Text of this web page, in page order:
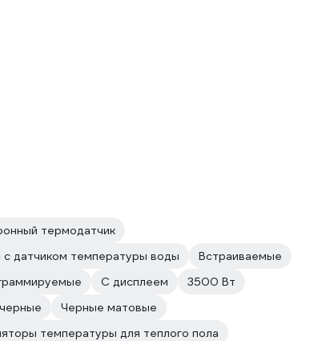
термодатчик
датчиком температуры воды
Встраиваемые
С дисплеем
3500 Вт
Черные матовые
температуры для теплого пола